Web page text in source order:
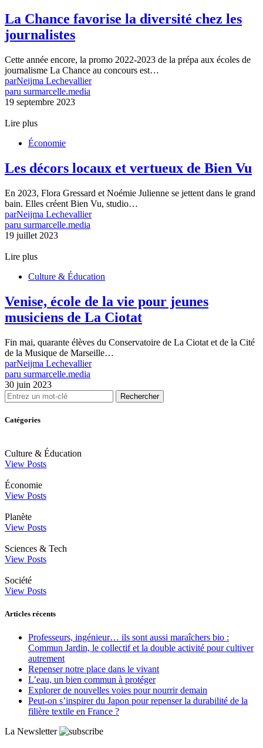
La Chance favorise la diversité chez les
journalistes
Cette année encore, la promo 2022-2023 de la prépa aux écoles de
journalisme La Chance au concours est…
parNeijma Lechevallier
paru surmarcelle.media
19 septembre 2023
Lire plus
Économie
Les décors locaux et vertueux de Bien Vu
En 2023, Flora Gressard et Noémie Julienne se jettent dans le grand
bain. Elles créent Bien Vu, studio…
parNeijma Lechevallier
paru surmarcelle.media
19 juillet 2023
Lire plus
Culture & Éducation
Venise, école de la vie pour jeunes
musiciens de La Ciotat
Fin mai, quarante élèves du Conservatoire de La Ciotat et de la Cité
de la Musique de Marseille…
parNeijma Lechevallier
paru surmarcelle.media
30 juin 2023
Rechercher
Catégories
Culture & Éducation
View Posts
Économie
View Posts
Planète
View Posts
Sciences & Tech
View Posts
Société
View Posts
Articles récents
Professeurs, ingénieur… ils sont aussi maraîchers bio :
Commun Jardin, le collectif et la double activité pour cultiver
autrement
Repenser notre place dans le vivant
L’eau, un bien commun à protéger
Explorer de nouvelles voies pour nourrir demain
Peut‑on s’inspirer du Japon pour repenser la durabilité de la
filière textile en France ?
La Newsletter